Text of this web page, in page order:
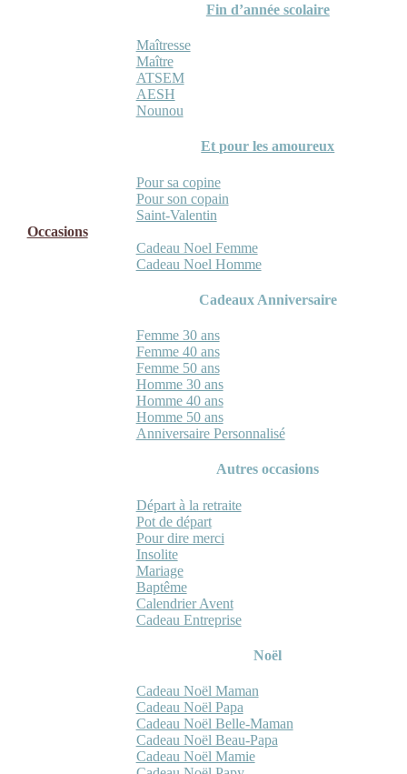
Fin d’année scolaire
Maîtresse
Maître
ATSEM
AESH
Nounou
Et pour les amoureux
Pour sa copine
Pour son copain
Saint-Valentin
Occasions
Cadeau Noel Femme
Cadeau Noel Homme
Cadeaux Anniversaire
Femme 30 ans
Femme 40 ans
Femme 50 ans
Homme 30 ans
Homme 40 ans
Homme 50 ans
Anniversaire Personnalisé
Autres occasions
Départ à la retraite
Pot de départ
Pour dire merci
Insolite
Mariage
Baptême
Calendrier Avent
Cadeau Entreprise
Noël
Cadeau Noël Maman
Cadeau Noël Papa
Cadeau Noël Belle-Maman
Cadeau Noël Beau-Papa
Cadeau Noël Mamie